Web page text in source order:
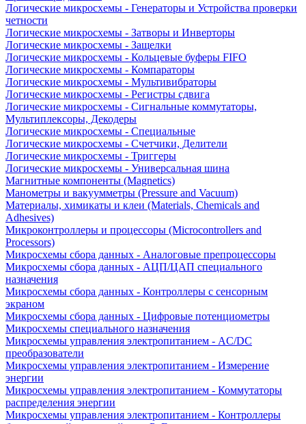
Логические микросхемы - Генераторы и Устройства проверки
четности
Логические микросхемы - Затворы и Инверторы
Логические микросхемы - Защелки
Логические микросхемы - Кольцевые буферы FIFO
Логические микросхемы - Компараторы
Логические микросхемы - Мультивибраторы
Логические микросхемы - Регистры сдвига
Логические микросхемы - Сигнальные коммутаторы,
Мультиплексоры, Декодеры
Логические микросхемы - Специальные
Логические микросхемы - Счетчики, Делители
Логические микросхемы - Триггеры
Логические микросхемы - Универсальная шина
Магнитные компоненты (Magnetics)
Манометры и вакуумметры (Pressure and Vacuum)
Материалы, химикаты и клеи (Materials, Chemicals and
Adhesives)
Микроконтроллеры и процессоры (Microcontrollers and
Processors)
Микросхемы сбора данных - Аналоговые препроцессоры
Микросхемы сбора данных - АЦП/ЦАП специального
назначения
Микросхемы сбора данных - Контроллеры с сенсорным
экраном
Микросхемы сбора данных - Цифровые потенциометры
Микросхемы специального назначения
Микросхемы управления электропитанием - AC/DC
преобразователи
Микросхемы управления электропитанием - Измерение
энергии
Микросхемы управления электропитанием - Коммутаторы
распределения энергии
Микросхемы управления электропитанием - Контроллеры